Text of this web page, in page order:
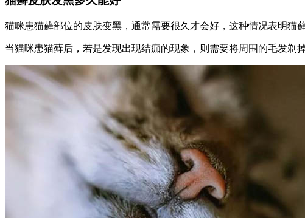
猫咪患猫藓部位的皮肤变黑，通常需要很久才会好，这种情况表明猫
当猫咪患猫藓后，若是发现出现结痂的现象，则需要将周围的毛发剃